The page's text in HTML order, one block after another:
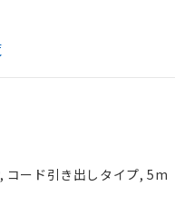
コード引き出しタイプ, 5m